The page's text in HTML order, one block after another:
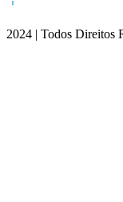
2024 | Todos Direitos